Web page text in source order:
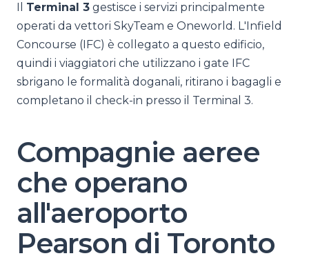
Il Terminal 3 gestisce i servizi principalmente
operati da vettori SkyTeam e Oneworld. L'Infield
Concourse (IFC) è collegato a questo edificio,
quindi i viaggiatori che utilizzano i gate IFC
sbrigano le formalità doganali, ritirano i bagagli e
completano il check-in presso il Terminal 3.
Compagnie aeree
che operano
all'aeroporto
Pearson di Toronto